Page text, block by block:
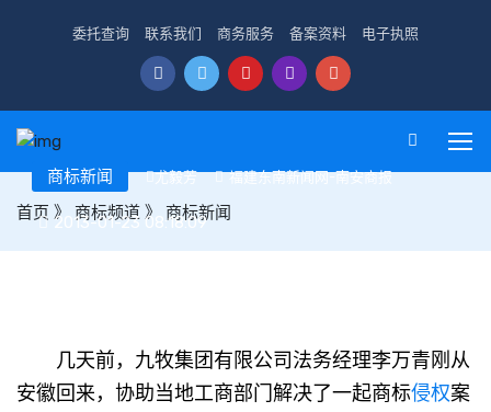
委托查询 联系我们 商务服务 备案资料 电子执照
首页 》 商标频道 》 商标新闻
商标新闻 尤毅芳 福建东南新闻网-南安商报
2013-01-23 08:18:09
几天前，九牧集团有限公司法务经理李万青刚从
安徽回来，协助当地工商部门解决了一起商标侵权案